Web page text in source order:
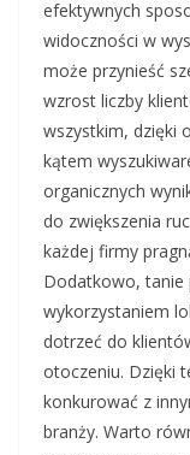
efektywnych
widoczności w
może przynieść
wzrost liczby
wszystkim, dzięki
kątem
organicznych
do zwiększenia
każdej firmy
Dodatkowo, tanie
wykorzystaniem
dotrzeć do
otoczeniu. Dzięki
konkurować z
branży. Warto